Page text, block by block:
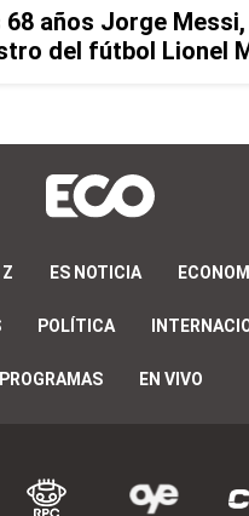
68 años Jorge Messi,
del fútbol Lionel
ES NOTICIA
POLÍTICA
PROGRAMAS EN VIVO